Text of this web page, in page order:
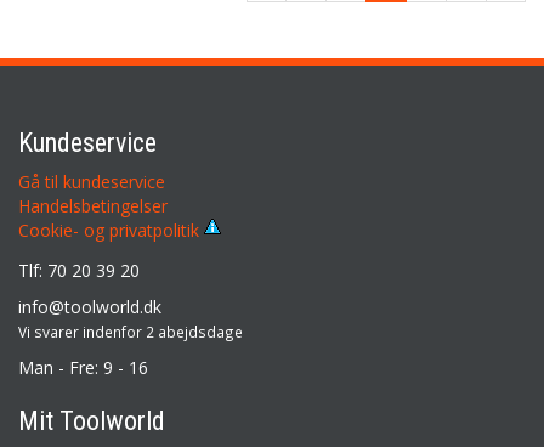
Kundeservice
Gå til kundeservice
Handelsbetingelser
Cookie- og privatpolitik
Tlf: 70 20 39 20
info@toolworld.dk
Vi svarer indenfor 2 abejdsdage
Man - Fre: 9 - 16
Mit Toolworld